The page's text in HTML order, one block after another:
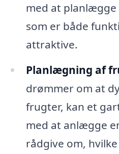
med at planlægge
som er både
attraktive.
Planlægning af
drømmer om at
frugter, kan et
med at anlægge
rådgive om,